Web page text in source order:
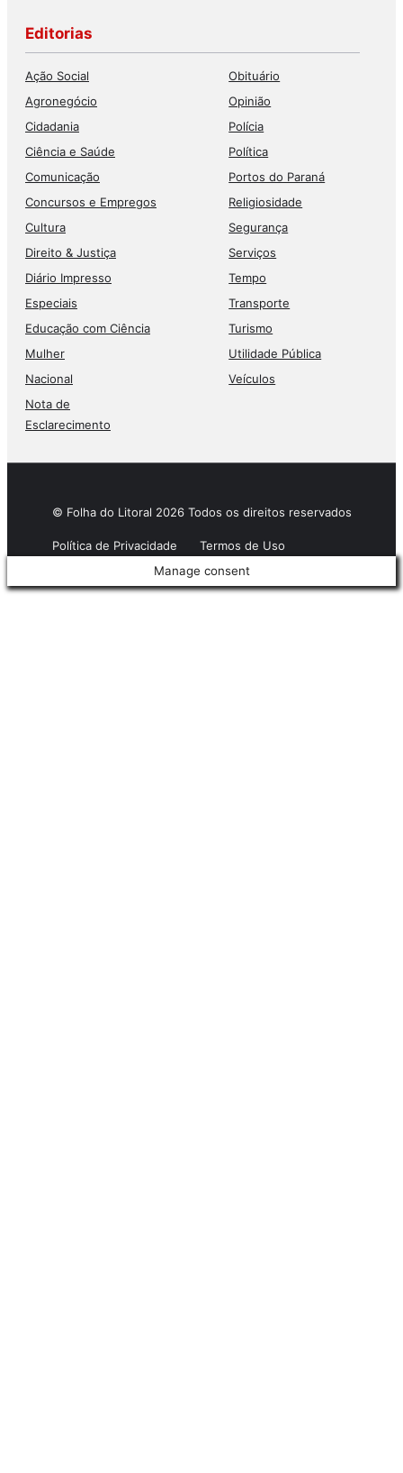
Editorias
Ação Social
Agronegócio
Cidadania
Ciência e Saúde
Comunicação
Concursos e Empregos
Cultura
Direito & Justiça
Diário Impresso
Especiais
Educação com Ciência
Mulher
Nacional
Nota de
Esclarecimento
Obituário
Opinião
Polícia
Política
Portos do Paraná
Religiosidade
Segurança
Serviços
Tempo
Transporte
Turismo
Utilidade Pública
Veículos
© Folha do Litoral 2026 Todos os direitos reservados
Política de Privacidade
Termos de Uso
Manage consent